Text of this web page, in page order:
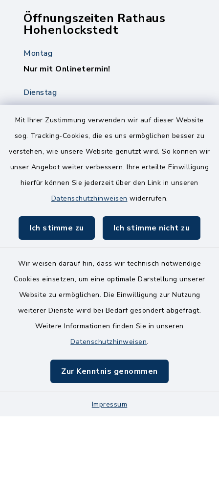
Mit Ihrer Zustimmung verwenden wir auf dieser Website
sog. Tracking-Cookies, die es uns ermöglichen besser zu
verstehen, wie unsere Website genutzt wird. So können wir
unser Angebot weiter verbessern. Ihre erteilte Einwilligung
hierfür können Sie jederzeit über den Link in unseren
Datenschutzhinweisen widerrufen.
Ich stimme zu Ich stimme nicht zu
Wir weisen darauf hin, dass wir technisch notwendige
Cookies einsetzen, um eine optimale Darstellung unserer
Website zu ermöglichen. Die Einwilligung zur Nutzung
weiterer Dienste wird bei Bedarf gesondert abgefragt.
Weitere Informationen finden Sie in unseren
Datenschutzhinweisen.
Zur Kenntnis genommen
Impressum
Öffnungszeiten Rathaus
Hohenlockstedt
Montag
Nur mit Onlinetermin!
Dienstag
8.00-12.00 Uhr
14.00-18.00 Uhr
Freitag
8.00-11.00 Uhr
Kontakt
Barrierefreiheit
Impressum
Sitemap